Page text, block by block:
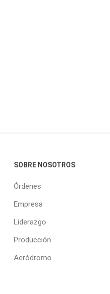
SOBRE NOSOTROS
Órdenes
Empresa
Liderazgo
Producción
Aeródromo